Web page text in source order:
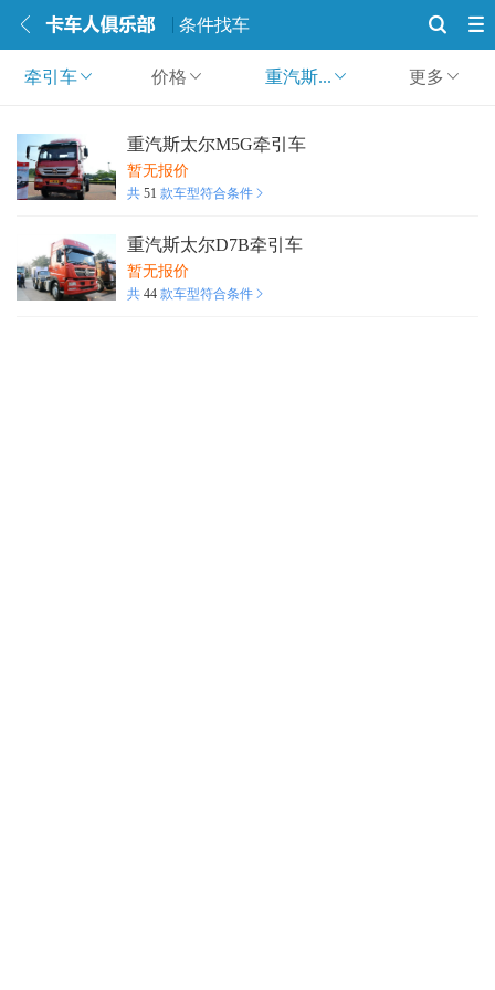
条件找车
牵引车 价格 重汽斯... 更多
重汽斯太尔M5G牵引车
暂无报价
共 51 款车型符合条件
重汽斯太尔D7B牵引车
暂无报价
共 44 款车型符合条件